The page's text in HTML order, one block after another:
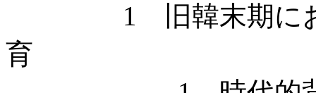
1 旧韓末期におけ
育